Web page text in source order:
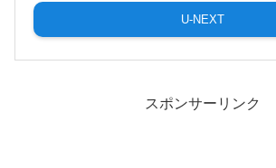
U-NEXT
スポンサーリンク